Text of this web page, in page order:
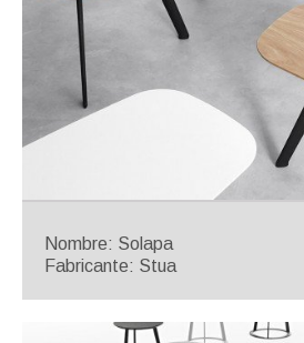
Nombre: Solapa
Fabricante: Stua